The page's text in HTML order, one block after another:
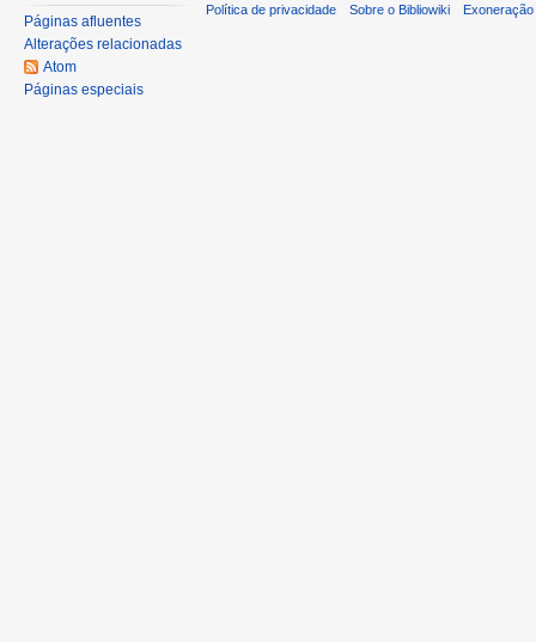
Páginas afluentes
Alterações relacionadas
Atom
Páginas especiais
Política de privacidade Sobre o Bibliowiki